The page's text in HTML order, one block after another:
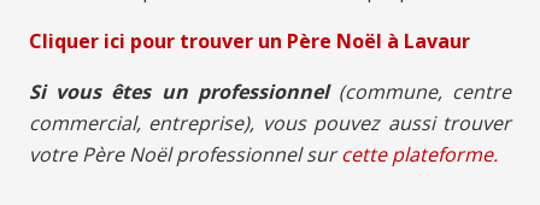
Cliquer ici pour trouver un Père Noël à Lavaur
Si vous êtes un professionnel(commune, centre
commercial, entreprise), vous pouvez aussi trouver
votre Père Noël professionnel surcette plateforme.